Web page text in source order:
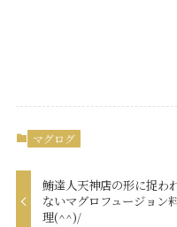
マグログ
鮪達人天神店の形に捉わ
ないマグロフュージョン
理(^^)/